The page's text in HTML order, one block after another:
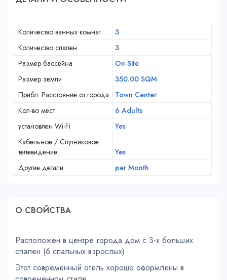
Количество ванных комнат
3
Количество спален
3
Размер бассейна
On Site
Размер земли
350.00 SQM
Прибл. Расстояние от города
Town Center
Кол-во мест
6 Adults
установлен Wi-Fi
Yes
Кабельное / Спутниковое
телевидение
Yes
Другие детали
per Month
О СВОЙСТВA
Расположен в центре города дом с 3-х больших
спален (6 спальных взрослых)
Этот современный отель хорошо оформлены в